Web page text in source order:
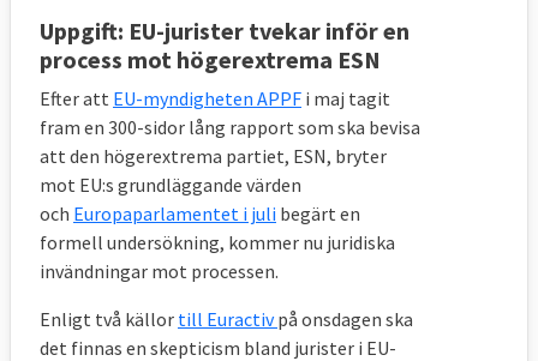
Uppgift: EU-jurister tvekar inför en
process mot högerextrema ESN
Efter att EU-myndigheten APPF i maj tagit
fram en 300-sidor lång rapport som ska bevisa
att den högerextrema partiet, ESN, bryter
mot EU:s grundläggande värden
och Europaparlamentet i juli begärt en
formell undersökning, kommer nu juridiska
invändningar mot processen.
Enligt två källor till Euractivpå onsdagen ska
det finnas en skepticism bland jurister i EU-